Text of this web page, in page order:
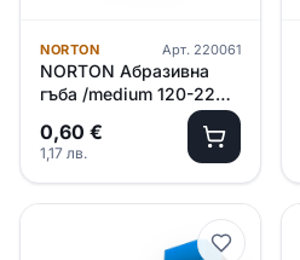
NORTON Арт. 220061
NORTON Абразивна
гъба /medium 120-220/
0,60 €
1,17 лв.